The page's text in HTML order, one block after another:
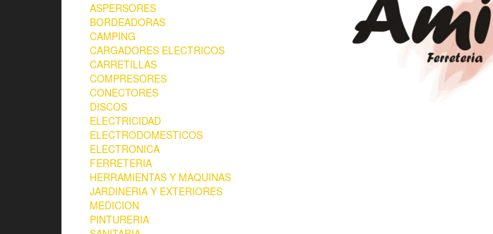
ASPERSORES
BORDEADORAS
CAMPING
CARGADORES ELECTRICOS
CARRETILLAS
COMPRESORES
CONECTORES
DISCOS
ELECTRICIDAD
ELECTRODOMESTICOS
ELECTRONICA
FERRETERIA
HERRAMIENTAS Y MAQUINAS
JARDINERIA Y EXTERIORES
MEDICION
PINTURERIA